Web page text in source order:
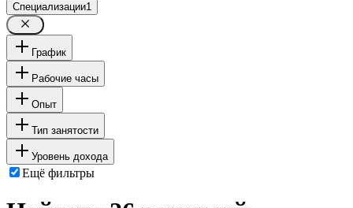
Специализации1
График
Рабочие часы
Опыт
Тип занятости
Уровень дохода
Ещё фильтры